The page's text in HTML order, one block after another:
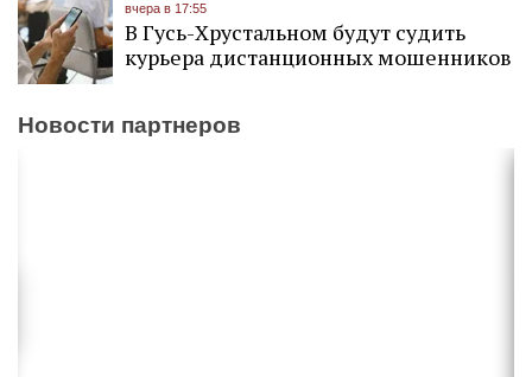
вчера в 17:55
В Гусь-Хрустальном будут судить
курьера дистанционных мошенников
Новости партнеров